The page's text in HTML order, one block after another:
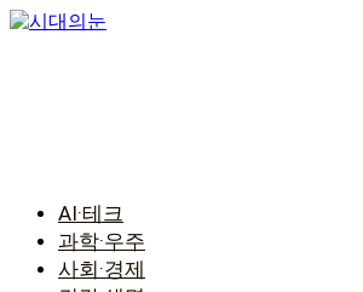
콘
AI·테크
과학·우주
사회·경제